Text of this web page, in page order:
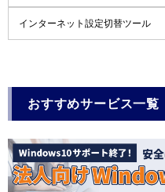
インターネット設定切替ツール
おすすめサービス一覧